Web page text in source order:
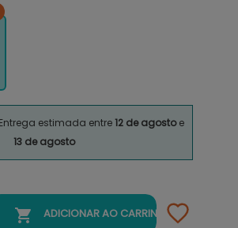
Entrega estimada entre12 de agostoe
13 de agosto
 ADICIONAR AO CARRINHO